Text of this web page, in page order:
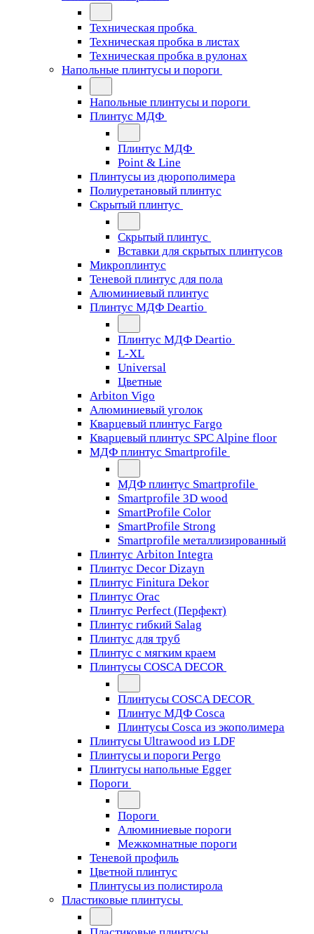
Техническая пробка
Техническая пробка в листах
Техническая пробка в рулонах
Напольные плинтусы и пороги
Напольные плинтусы и пороги
Плинтус МДФ
Плинтус МДФ
Point & Line
Плинтусы из дюрополимера
Полиуретановый плинтус
Скрытый плинтус
Скрытый плинтус
Вставки для скрытых плинтусов
Микроплинтус
Теневой плинтус для пола
Алюминиевый плинтус
Плинтус МДФ Deartio
Плинтус МДФ Deartio
L-XL
Universal
Цветные
Arbiton Vigo
Алюминиевый уголок
Кварцевый плинтус Fargo
Кварцевый плинтус SPC Alpine floor
МДФ плинтус Smartprofile
МДФ плинтус Smartprofile
Smartprofile 3D wood
SmartProfile Color
SmartProfile Strong
Smartprofile металлизированный
Плинтус Arbiton Integra
Плинтус Decor Dizayn
Плинтус Finitura Dekor
Плинтус Orac
Плинтус Perfect (Перфект)
Плинтус гибкий Salag
Плинтус для труб
Плинтус с мягким краем
Плинтусы COSCA DECOR
Плинтусы COSCA DECOR
Плинтус МДФ Cosca
Плинтусы Cosca из экополимера
Плинтусы Ultrawood из LDF
Плинтусы и пороги Pergo
Плинтусы напольные Egger
Пороги
Пороги
Алюминиевые пороги
Межкомнатные пороги
Теневой профиль
Цветной плинтус
Плинтусы из полистирола
Пластиковые плинтусы